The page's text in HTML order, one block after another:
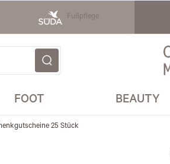
Fußpflege
FOOT BEAUTY
25 Stück